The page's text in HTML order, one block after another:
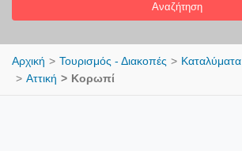
Αναζήτηση
Αρχική Τουρισμός - Διακοπές Καταλύματα
Αττική
Κορωπί